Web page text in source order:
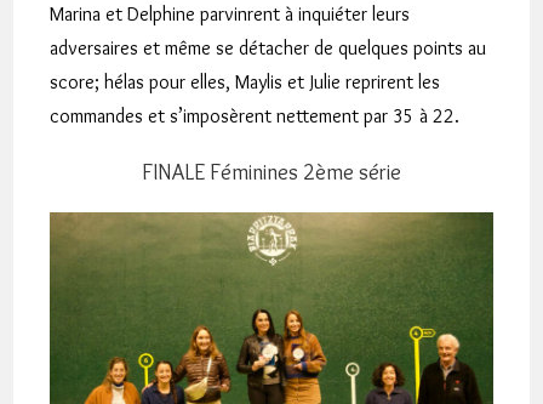
Marina et Delphine parvinrent à inquiéter leurs
adversaires et même se détacher de quelques points au
score; hélas pour elles, Maylis et Julie reprirent les
commandes et s’imposèrent nettement par 35 à 22.
FINALE Féminines 2ème série